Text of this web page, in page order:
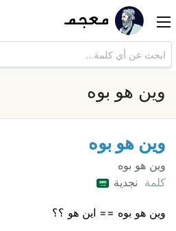
وين هو بوه
وين هو بوه
وين هو بوه
كلمة نجدية
وين هو بوه == اين هو ؟؟